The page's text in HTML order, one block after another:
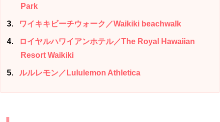
Park
3 ワイキキビーチウォーク／Waikiki beachwalk
4
ロイヤルハワイアンホテル／The Royal Hawaiian
Resort Waikiki
5 ルルレモン／Lululemon Athletica